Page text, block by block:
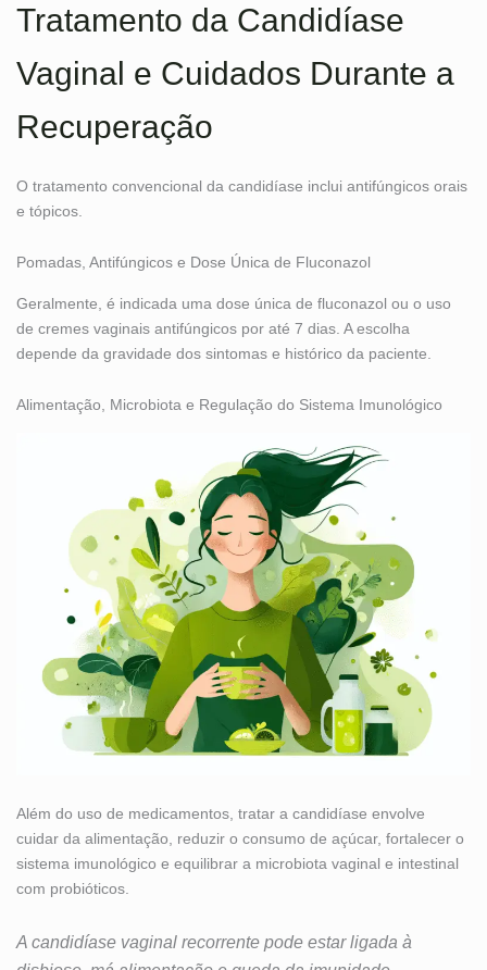
Tratamento da Candidíase
Vaginal e Cuidados Durante a
Recuperação
O tratamento convencional da candidíase inclui antifúngicos orais
e tópicos.
Pomadas, Antifúngicos e Dose Única de Fluconazol
Geralmente, é indicada uma dose única de fluconazol ou o uso
de cremes vaginais antifúngicos por até 7 dias. A escolha
depende da gravidade dos sintomas e histórico da paciente.
Alimentação, Microbiota e Regulação do Sistema Imunológico
Além do uso de medicamentos, tratar a candidíase envolve
cuidar da alimentação, reduzir o consumo de açúcar, fortalecer o
sistema imunológico e equilibrar a microbiota vaginal e intestinal
com probióticos.
A candidíase vaginal recorrente pode estar ligada à